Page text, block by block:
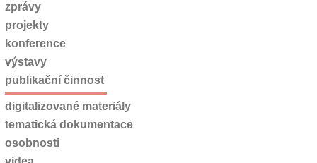
zprávy
projekty
konference
výstavy
publikační činnost
digitalizované materiály
tematická dokumentace
osobnosti